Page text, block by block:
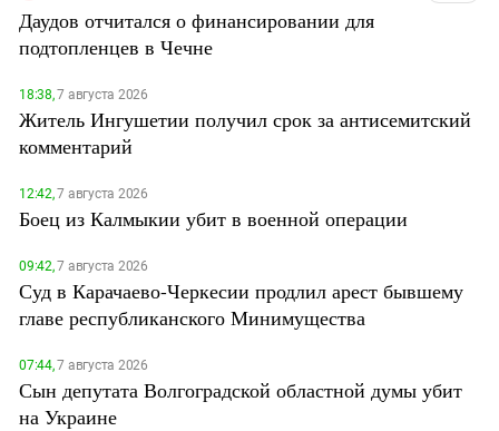
Даудов отчитался о финансировании для
подтопленцев в Чечне
18:38,7 августа 2026
Житель Ингушетии получил срок за антисемитский
комментарий
12:42,7 августа 2026
Боец из Калмыкии убит в военной операции
09:42,7 августа 2026
Суд в Карачаево-Черкесии продлил арест бывшему
главе республиканского Минимущества
07:44,7 августа 2026
Сын депутата Волгоградской областной думы убит
на Украине